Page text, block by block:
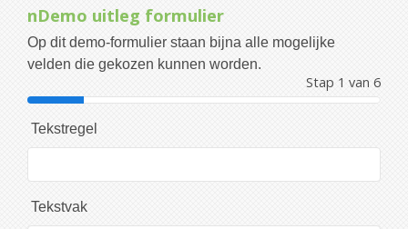
nDemo uitleg formulier
Op dit demo-formulier staan bijna alle mogelijke
velden die gekozen kunnen worden.
Stap 1 van 6
Tekstregel
Tekstvak